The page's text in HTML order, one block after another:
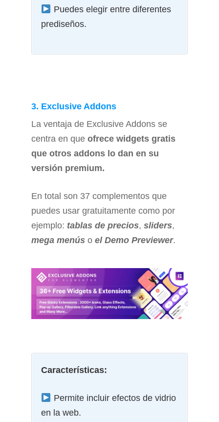
Puedes elegir entre diferentes
prediseños.
3. Exclusive Addons
La ventaja de Exclusive Addons se
centra en que ofrece widgets gratis
que otros addons lo dan en su
versión premium.
En total son 37 complementos que
puedes usar gratuitamente como por
ejemplo: tablas de precios, sliders,
mega menús o el Demo Previewer.
Características:
Permite incluir efectos de vidrio
en la web.